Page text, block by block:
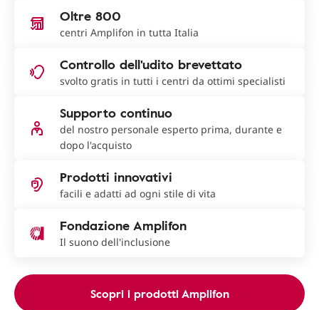
Oltre 800
centri Amplifon in tutta Italia
Controllo dell'udito brevettato
svolto gratis in tutti i centri da ottimi specialisti
Supporto continuo
del nostro personale esperto prima, durante e
dopo l'acquisto
Prodotti innovativi
facili e adatti ad ogni stile di vita
Fondazione Amplifon
Il suono dell'inclusione
Scopri i prodotti Amplifon